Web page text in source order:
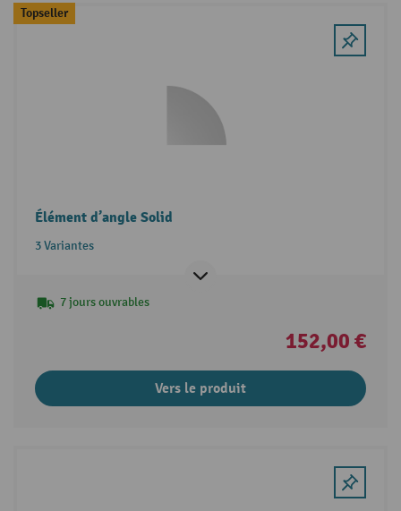
Topseller
Élément d’angle Solid
3 Variantes
7 jours ouvrables
152,00 €
Vers le produit